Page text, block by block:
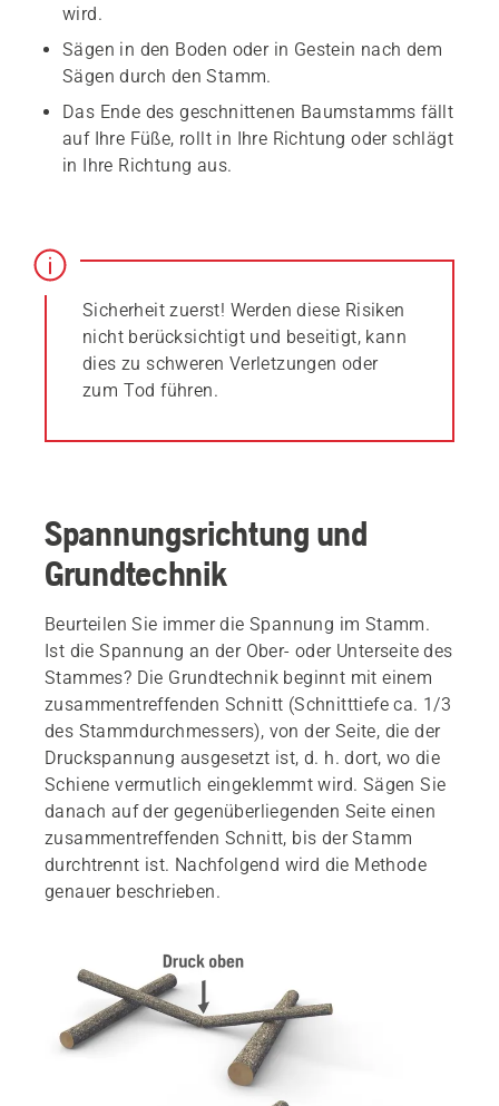
wird.
Sägen in den Boden oder in Gestein nach dem
Sägen durch den Stamm.
Das Ende des geschnittenen Baumstamms fällt
auf Ihre Füße, rollt in Ihre Richtung oder schlägt
in Ihre Richtung aus.
Sicherheit zuerst! Werden diese Risiken
nicht berücksichtigt und beseitigt, kann
dies zu schweren Verletzungen oder
zum Tod führen.
Spannungsrichtung und
Grundtechnik
Beurteilen Sie immer die Spannung im Stamm.
Ist die Spannung an der Ober- oder Unterseite des
Stammes? Die Grundtechnik beginnt mit einem
zusammentreffenden Schnitt (Schnitttiefe ca. 1/3
des Stammdurchmessers), von der Seite, die der
Druckspannung ausgesetzt ist, d. h. dort, wo die
Schiene vermutlich eingeklemmt wird. Sägen Sie
danach auf der gegenüberliegenden Seite einen
zusammentreffenden Schnitt, bis der Stamm
durchtrennt ist. Nachfolgend wird die Methode
genauer beschrieben.